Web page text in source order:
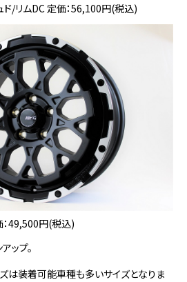
ド/リムDC 定価：56,100円(税込)
：49,500円(税込)
ップ。
は装着可能車種も多いサイズとなりま